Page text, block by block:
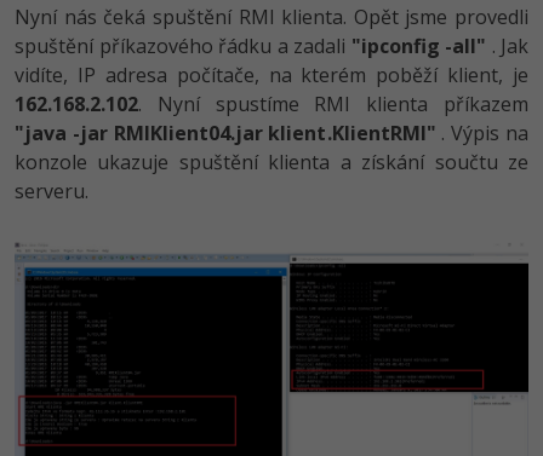
Nyní nás čeká spuštění RMI klienta. Opět jsme provedli
spuštění příkazového řádku a zadali "ipconfig -all" . Jak
vidíte, IP adresa počítače, na kterém poběží klient, je
162.168.2.102. Nyní spustíme RMI klienta příkazem
"java -jar RMIKlient04.jar klient.KlientRMI" . Výpis na
konzole ukazuje spuštění klienta a získání součtu ze
serveru.